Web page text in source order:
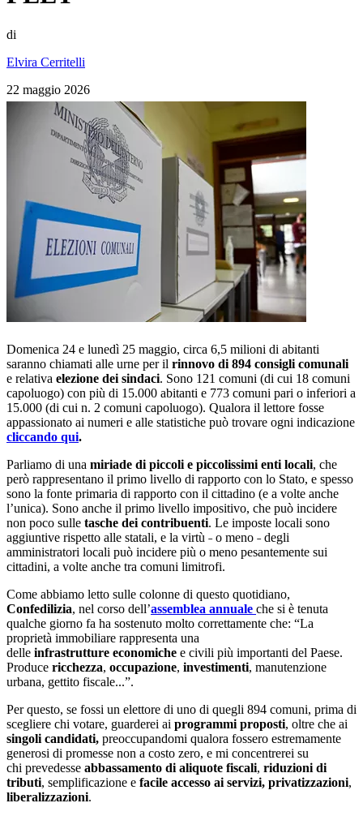
di
Elvira Cerritelli
22 maggio 2026
Domenica 24 e lunedì 25 maggio, circa 6,5 milioni di abitanti
saranno chiamati alle urne per il rinnovo di 894 consigli comunali
e relativa elezione dei sindaci. Sono 121 comuni (di cui 18 comuni
capoluogo) con più di 15.000 abitanti e 773 comuni pari o inferiori a
15.000 (di cui n. 2 comuni capoluogo). Qualora il lettore fosse
appassionato ai numeri e alle statistiche può trovare ogni indicazione
cliccando qui.
Parliamo di una miriade di piccoli e piccolissimi enti locali, che
però rappresentano il primo livello di rapporto con lo Stato, e spesso
sono la fonte primaria di rapporto con il cittadino (e a volte anche
l’unica). Sono anche il primo livello impositivo, che può incidere
non poco sulle tasche dei contribuenti. Le imposte locali sono
aggiuntive rispetto alle statali, e la virtù ˗ o meno ˗ degli
amministratori locali può incidere più o meno pesantemente sui
cittadini, a volte anche tra comuni limitrofi.
Come abbiamo letto sulle colonne di questo quotidiano,
Confedilizia, nel corso dell’assemblea annuale che si è tenuta
qualche giorno fa ha sostenuto molto correttamente che: “La
proprietà immobiliare rappresenta una
delle infrastrutture economiche e civili più importanti del Paese.
Produce ricchezza, occupazione, investimenti, manutenzione
urbana, gettito fiscale...”.
Per questo, se fossi un elettore di uno di quegli 894 comuni, prima di
scegliere chi votare, guarderei ai programmi proposti, oltre che ai
singoli candidati, preoccupandomi qualora fossero estremamente
generosi di promesse non a costo zero, e mi concentrerei su
chi prevedesse abbassamento di aliquote fiscali, riduzioni di
tributi, semplificazione e facile accesso ai servizi, privatizzazioni,
liberalizzazioni.